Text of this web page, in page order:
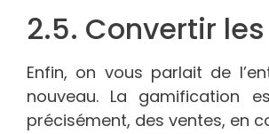
2.5. Convertir
Enfin, on vous parlait de
nouveau. La gamification
précisément, des ventes, en